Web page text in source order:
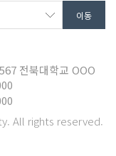
전북대학교 OOO
All rights reserved.